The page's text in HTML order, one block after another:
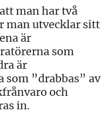
man har två
man utvecklar sitt
är
som
är
som ”drabbas” av
och
in.